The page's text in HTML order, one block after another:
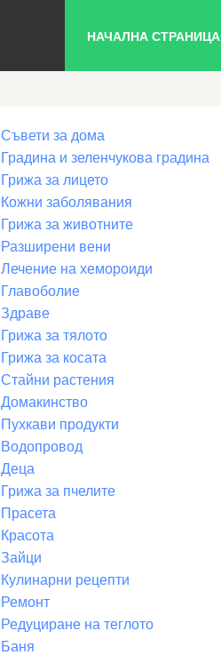
НАЧАЛНА СТРАНИЦА
Съвети за дома
Градина и зеленчукова градина
Грижа за лицето
Кожни заболявания
Грижа за животните
Разширени вени
Лечение на хемороиди
Главоболие
Здраве
Грижа за тялото
Грижа за косата
Стайни растения
Домакинство
Пухкави продукти
Водопровод
Деца
Грижа за пчелите
Прасета
Красота
Зайци
Кулинарни рецепти
Ремонт
Редуциране на теглото
Баня